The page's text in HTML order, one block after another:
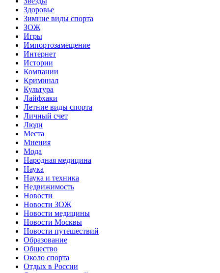
Здоровье
Зимние виды спорта
ЗОЖ
Игры
Импортозамещение
Интернет
Истории
Компании
Криминал
Культура
Лайфхаки
Летние виды спорта
Личный счет
Люди
Места
Мнения
Мода
Народная медицина
Наука
Наука и техника
Недвижимость
Новости
Новости ЗОЖ
Новости медицины
Новости Москвы
Новости путешествий
Образование
Общество
Около спорта
Отдых в России